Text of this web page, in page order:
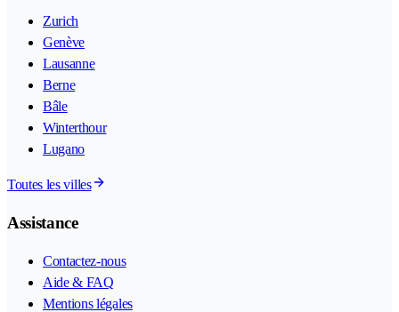
Zurich
Genève
Lausanne
Berne
Bâle
Winterthour
Lugano
Toutes les villes
Assistance
Contactez-nous
Aide & FAQ
Mentions légales